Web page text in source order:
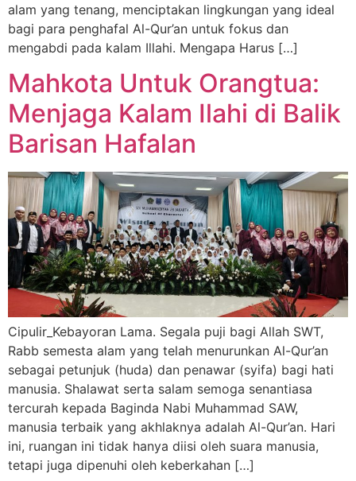
alam yang tenang, menciptakan lingkungan yang ideal
bagi para penghafal Al-Qur’an untuk fokus dan
mengabdi pada kalam Illahi. Mengapa Harus […]
Mahkota Untuk Orangtua:
Menjaga Kalam Ilahi di Balik
Barisan Hafalan
Cipulir_Kebayoran Lama. Segala puji bagi Allah SWT,
Rabb semesta alam yang telah menurunkan Al-Qur’an
sebagai petunjuk (huda) dan penawar (syifa) bagi hati
manusia. Shalawat serta salam semoga senantiasa
tercurah kepada Baginda Nabi Muhammad SAW,
manusia terbaik yang akhlaknya adalah Al-Qur’an. Hari
ini, ruangan ini tidak hanya diisi oleh suara manusia,
tetapi juga dipenuhi oleh keberkahan […]